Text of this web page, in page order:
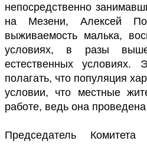
непосредственно
на Мезени, Алексей
выживаемость малька,
условиях, в разы
естественных
полагать, что популяция
условии, что местные
работе, ведь она
Председатель